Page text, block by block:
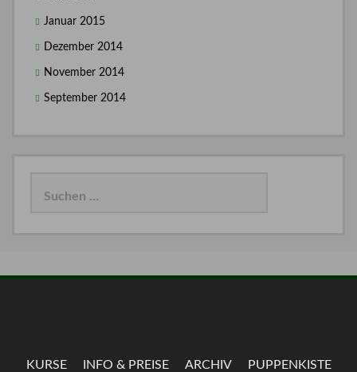
Januar 2015
Dezember 2014
November 2014
September 2014
KURSE INFO & PREISE ARCHIV
PUPPENKISTE